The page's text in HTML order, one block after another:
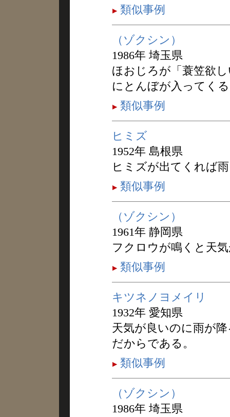
類似事例
（ゾクシン）
1986年 埼玉県
ほおじろが「蓑笠欲
にとんぼが入ってく
類似事例
ヒミズ
1952年 島根県
ヒミズが出てくれば
類似事例
（ゾクシン）
1961年 静岡県
フクロウが鳴くと天
類似事例
キツネノヨメイリ
1932年 愛知県
天気が良いのに雨が
だからである。
類似事例
（ゾクシン）
1986年 埼玉県